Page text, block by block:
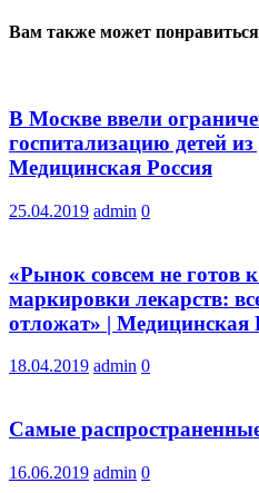
Вам также может понравиться
В Москве ввели
госпитализацию детей
Медицинская Россия
25.04.2019 admin 0
«Рынок совсем не готов
маркировки лекарств:
отложат» | Медицинская
18.04.2019 admin 0
Самые
16.06.2019 admin 0